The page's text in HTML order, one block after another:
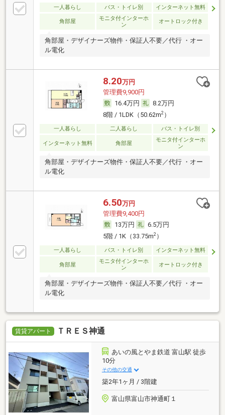
一人暮らし バス・トイレ別 インターネット無料
角部屋
モニタ付インターホ
ン
オートロック付き
角部屋・デザイナーズ物件・保証人不要／代行 ・オー
ル電化
8.20万円
管理費9,900円
16.4万円
8.2万円
8階 / 1LDK（50.62m2）
一人暮らし 二人暮らし バス・トイレ別
インターネット無料 角部屋
モニタ付インターホ
ン
角部屋・デザイナーズ物件・保証人不要／代行 ・オー
ル電化
6.50万円
管理費9,400円
13万円
6.5万円
5階 / 1K（33.75m2）
一人暮らし バス・トイレ別 インターネット無料
角部屋
モニタ付インターホ
ン
オートロック付き
角部屋・デザイナーズ物件・保証人不要／代行 ・オー
ル電化
賃貸アパート ＴＲＥＳ神通
あいの風とやま鉄道 富山駅 徒歩
10分
その他の交通
築2年1ヶ月 / 3階建
富山県富山市神通町１